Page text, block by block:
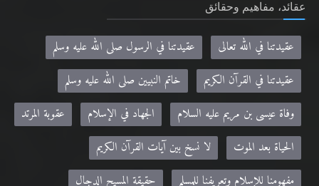
عقائد، مفاهيم وحقائق
عقيدتنا في الله تعالى
عقيدتنا في الرسول صلى الله عليه وسلم
عقيدتنا في القرآن الكريم
خاتم النبيين صلى الله عليه وسلم
وفاة عيسى بن مريم عليه السلام
الجهاد في الإسلام
عقوبة المرتد
الحياة بعد الموت
لا نسخ بين آيات القرآن الكريم
مفهومنا للإسلام وتعريفنا للمسلم
حقيقة المسيح الدجال